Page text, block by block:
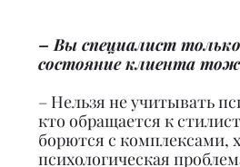
– Вы специалист
состояние клиента
– Нельзя не учитывать
кто обращается к
борются с комплексами,
психологическая